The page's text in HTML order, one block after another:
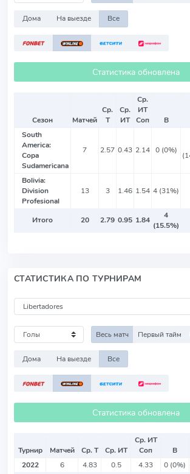
Дома На выезде Все
Статистика обновлена
Сезон Матчей
Ср.
Т
Ср.
ИТ
Ср.
ИТ
Соп
В
South
America:
Copa
Sudamericana
7 2.57 0.43 2.14 0 (0%)
Bolivia:
Division
Profesional
13 3 1.46 1.54 4 (31%)
Итого 20 2.79 0.95 1.84
4
(15.5%)
СТАТИСТИКА ПО ТУРНИРАМ
Весь матч Первый тайм
Дома На выезде Все
Статистика обновлена
Турнир Матчей Ср. Т Ср. ИТ
Ср. ИТ
Соп
В
2022
6 4.83 0.5 4.33 0 (0%)